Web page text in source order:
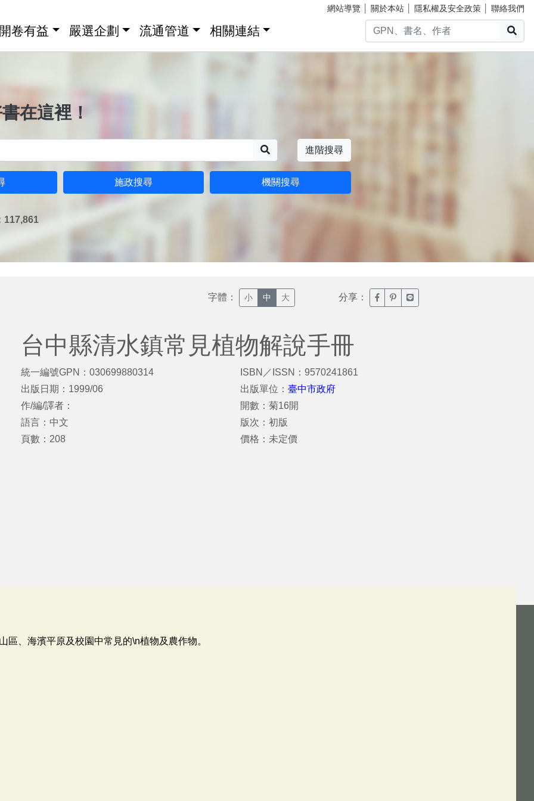
網站導覽 關於本站 隱私權及安全政策 聯絡我們
卷有益 嚴選企劃 流通管道 相關連結
在這裡！
進階搜尋
施政搜尋 機關搜尋
117,861
字體： 小 中 大 分享： 臉書分享(另開新視窗)
噗浪分享(另開新視窗)
Line分享(另開新視窗)
台中縣清水鎮常見植物解說手冊
統一編號GPN：030699880314
出版日期：1999/06
作/編/譯者：
語言：中文
頁數：208
ISBN／ISSN：9570241861
出版單位：臺中市政府
開數：菊16開
版次：初版
價格：未定價
區、海濱平原及校園中常見的\n植物及農作物。